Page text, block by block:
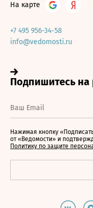
На карте
+7 495 956-34-58
info@vedomosti.ru
Нажимая кнопку
от «Ведомости» и
Политику по защите